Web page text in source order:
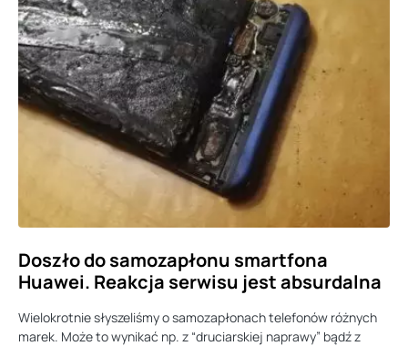
Doszło do samozapłonu smartfona
Huawei. Reakcja serwisu jest absurdalna
Wielokrotnie słyszeliśmy o samozapłonach telefonów różnych
marek. Może to wynikać np. z “druciarskiej naprawy” bądź z